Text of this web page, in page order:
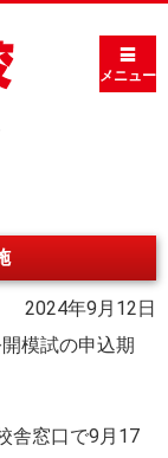
メニュー
2024年9月12日
模試の申込期
舎窓口で9月17